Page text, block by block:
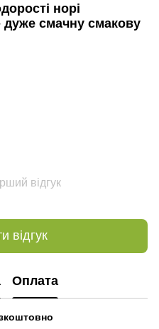
норі
смачну смакову
відгук
відгук
Оплата